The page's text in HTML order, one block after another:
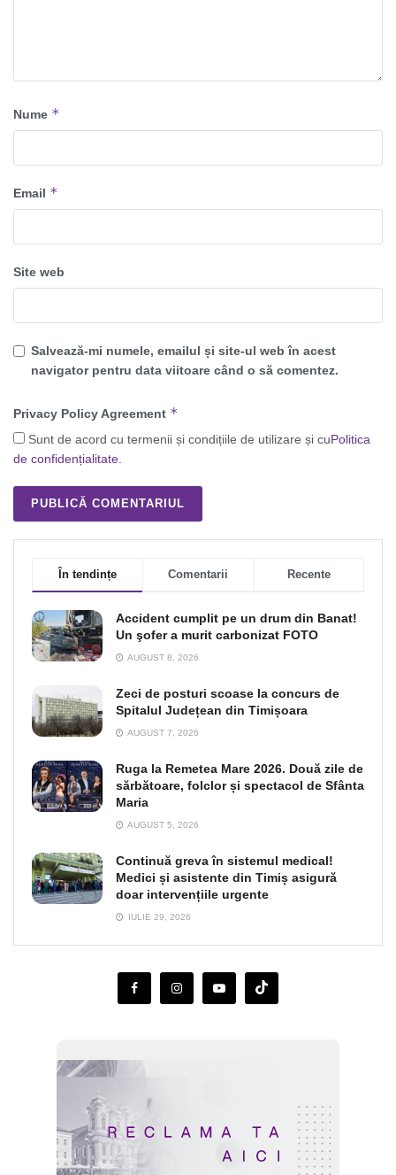
Nume *
Email *
Site web
Salvează-mi numele, emailul și site-ul web în acest
navigator pentru data viitoare când o să comentez.
Privacy Policy Agreement *
Sunt de acord cu termenii și condițiile de utilizare și cuPolitica
de confidențialitate.
În tendințe Comentarii Recente
Accident cumplit pe un drum din Banat!
Un şofer a murit carbonizat FOTO
AUGUST 8, 2026
Zeci de posturi scoase la concurs de
Spitalul Județean din Timișoara
AUGUST 7, 2026
Ruga la Remetea Mare 2026. Două zile de
sărbătoare, folclor și spectacol de Sfânta
Maria
AUGUST 5, 2026
Continuă greva în sistemul medical!
Medici și asistente din Timiș asigură
doar intervențiile urgente
IULIE 29, 2026